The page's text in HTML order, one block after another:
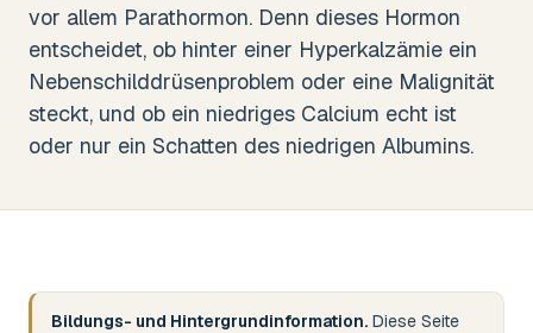
vor allem Parathormon. Denn dieses Hormon
entscheidet, ob hinter einer Hyperkalzämie ein
Nebenschilddrüsenproblem oder eine Malignität
steckt, und ob ein niedriges Calcium echt ist
oder nur ein Schatten des niedrigen Albumins.
Bildungs- und Hintergrundinformation. Diese Seite